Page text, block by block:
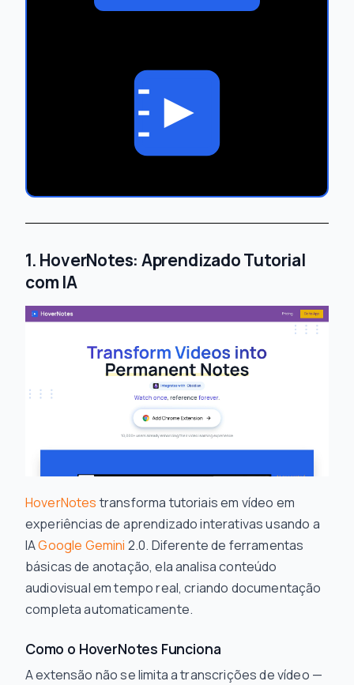
1. HoverNotes: Aprendizado Tutorial
com IA
HoverNotes transforma tutoriais em vídeo em
experiências de aprendizado interativas usando a
IAGoogle Gemini 2.0. Diferente de ferramentas
básicas de anotação, ela analisa conteúdo
audiovisual em tempo real, criando documentação
completa automaticamente.
Como o HoverNotes Funciona
A extensão não se limita a transcrições de vídeo —